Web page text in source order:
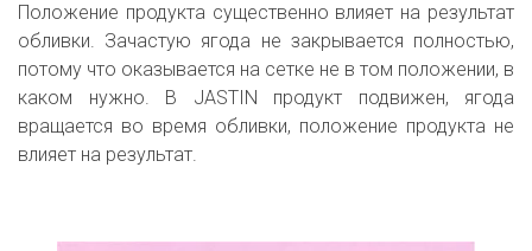
Положение продукта существенно влияет на результат
обливки. Зачастую ягода не закрывается полностью,
потому что оказывается на сетке не в том положении, в
каком нужно. В JASТIN продукт подвижен, ягода
вращается во время обливки, положение продукта не
влияет на результат.